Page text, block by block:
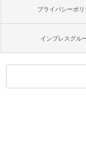
プライバシーポリ
インプレスグル